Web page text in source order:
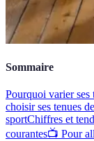
Sommaire
Pourquoi varier ses
choisir ses tenues
sportChiffres et
courantes📺 Pour